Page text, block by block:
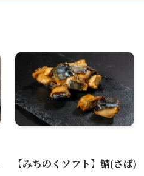
【みちのくソフト】鯖(さば)